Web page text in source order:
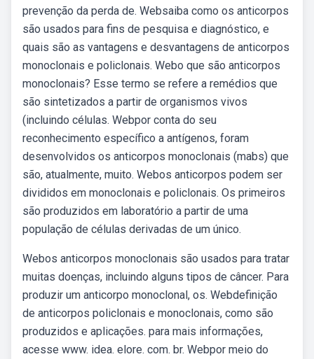
prevenção da perda de. Websaiba como os anticorpos
são usados para fins de pesquisa e diagnóstico, e
quais são as vantagens e desvantagens de anticorpos
monoclonais e policlonais. Webo que são anticorpos
monoclonais? Esse termo se refere a remédios que
são sintetizados a partir de organismos vivos
(incluindo células. Webpor conta do seu
reconhecimento específico a antígenos, foram
desenvolvidos os anticorpos monoclonais (mabs) que
são, atualmente, muito. Webos anticorpos podem ser
divididos em monoclonais e policlonais. Os primeiros
são produzidos em laboratório a partir de uma
população de células derivadas de um único.
Webos anticorpos monoclonais são usados para tratar
muitas doenças, incluindo alguns tipos de câncer. Para
produzir um anticorpo monoclonal, os. Webdefinição
de anticorpos policlonais e monoclonais, como são
produzidos e aplicações. para mais informações,
acesse www. idea. elore. com. br. Webpor meio do